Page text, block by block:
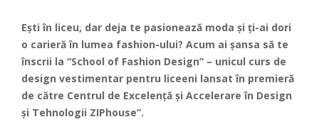
Ești în liceu, dar deja te pasionează moda și ți-ai dori
o carieră în lumea fashion-ului? Acum ai șansa să te
înscrii la “School of Fashion Design” – unicul curs de
design vestimentar pentru liceeni lansat în premieră
de către Centrul de Excelență și Accelerare în Design
și Tehnologii ZIPhouse”.